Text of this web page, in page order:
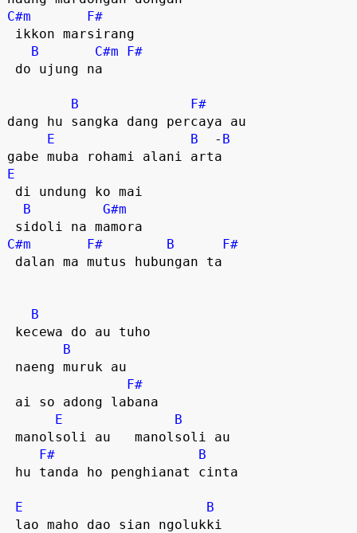
C#m
F#
B
C#m
F#
B
F#
dang hu sangka dang percaya au
E
B
  -
B
E
B
G#m
C#m
F# B
F#
B
B
F#
E
B
F#
B
E
B